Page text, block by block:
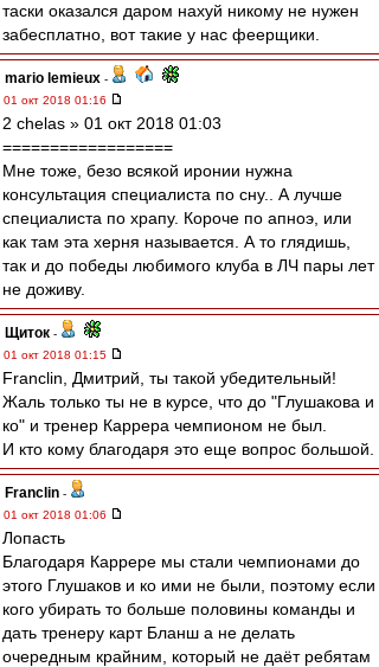
таски оказался даром нахуй никому не нужен
забесплатно, вот такие у нас феерщики.
mario lemieux -
01 окт 2018 01:16
2 chelas » 01 окт 2018 01:03
==================
Мне тоже, безо всякой иронии нужна
консультация специалиста по сну.. А лучше
специалиста по храпу. Короче по апноэ, или
как там эта херня называется. А то глядишь,
так и до победы любимого клуба в ЛЧ пары лет
не доживу.
Щиток -
01 окт 2018 01:15
Franclin, Дмитрий, ты такой убедительный!
Жаль только ты не в курсе, что до "Глушакова и
ко" и тренер Каррера чемпионом не был.
И кто кому благодаря это еще вопрос большой.
Franclin -
01 окт 2018 01:06
Лопасть
Благодаря Каррере мы стали чемпионами до
этого Глушаков и ко ими не были, поэтому если
кого убирать то больше половины команды и
дать тренеру карт Бланш а не делать
очередным крайним, который не даёт ребятам